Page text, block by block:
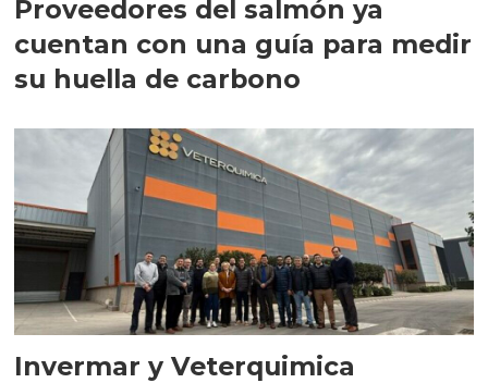
Proveedores del salmón ya
cuentan con una guía para medir
su huella de carbono
Invermar y Veterquimica